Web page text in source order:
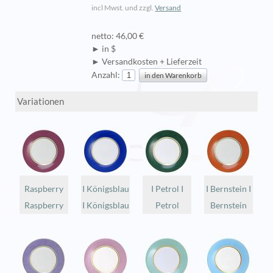
incl Mwst. und zzgl.Versand
netto: 46,00 €
► in $
► Versandkosten + Lieferzeit
Anzahl:
Variationen
Raspberry
Raspberry
I Königsblau
I Königsblau
I Petrol I
Petrol
I Bernstein I
Bernstein